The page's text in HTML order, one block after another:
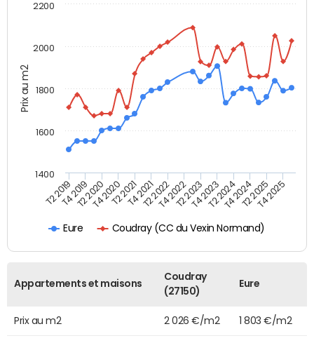
Prix au m2
Eure Coudray (CC du Vexin Normand)
T2 2019T4 2019T2 2020T4 2020T2 2021T4 2021T2 2022T4 2022T2 2023T4 2023T2 2024T4 2024T2 2025T4 2025
1400
1600
1800
2000
2200
Appartements et maisons
Coudray
(27150)
Eure
Prix au m2 2 026 €/m2 1 803 €/m2